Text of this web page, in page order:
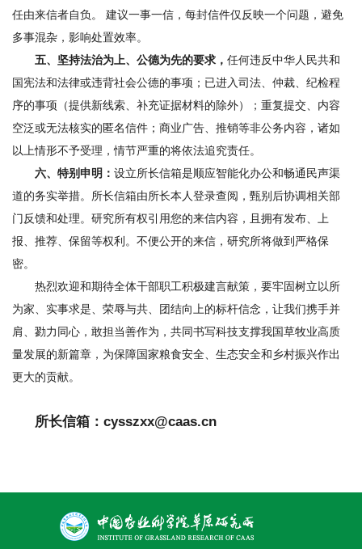
作
交
流
研
养
党
学
任由来信者自负。 建议一事一信，每封信件仅反映一个问题，避免
多事混杂，影响处置效率。
五、坚持法治为上、公德为先的要求， 任何违反中华人民共和
国宪法和法律或违背社会公德的事项；已进入司法、仲裁、纪检程
序的事项（提供新线索、补充证据材料的除外）；重复提交、内容
空泛或无法核实的匿名信件；商业广告、推销等非公务内容，诸如
以上情形不予受理，情节严重的将依法追究责任。
六、特别申明： 设立所长信箱是顺应智能化办公和畅通民声渠
道的务实举措。所长信箱由所长本人登录查阅，甄别后协调相关部
门反馈和处理。研究所有权引用您的来信内容，且拥有发布、上
报、推荐、保留等权利。不便公开的来信，研究所将做到严格保
密。
热烈欢迎和期待全体干部职工积极建言献策，要牢固树立以所
为家、实事求是、荣辱与共、团结向上的标杆信念，让我们携手并
肩、勠力同心，敢担当善作为，共同书写科技支撑我国草牧业高质
量发展的新篇章，为保障国家粮食安全、生态安全和乡村振兴作出
更大的贡献。
所长信箱：cysszxx@caas.cn